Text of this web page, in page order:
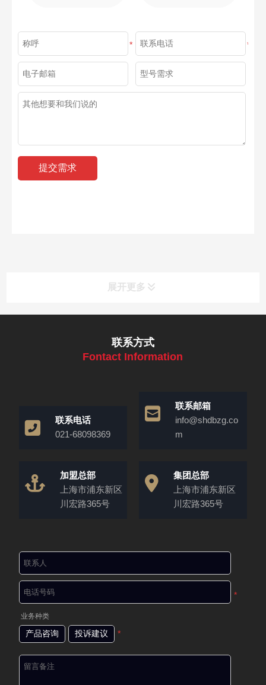
* *
展开更多
联系方式
Fontact Information
联系电话
021-68098369
联系邮箱
info@shdbzg.co
m
加盟总部
上海市浦东新区
川宏路365号
集团总部
上海市浦东新区
川宏路365号
*
业务种类
产品咨询 投诉建议 *